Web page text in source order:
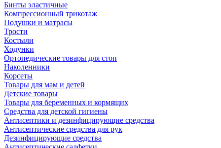
Бинты эластичные
Компрессионный трикотаж
Подушки и матрасы
Трости
Костыли
Ходунки
Ортопедические товары для стоп
Наколенники
Корсеты
Товары для мам и детей
Детские товары
Товары для беременных и кормящих
Средства для детской гигиены
Антисептики и дезинфицирующие средства
Антисептические средства для рук
Дезинфицирующие средства